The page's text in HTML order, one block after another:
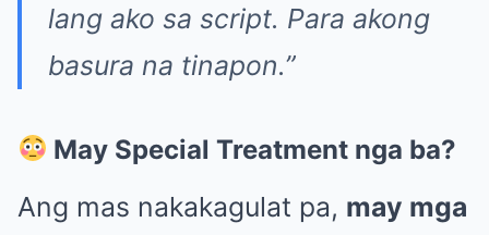
lang ako sa script. Para akong
basura na tinapon.”
May Special Treatment nga ba?
Ang mas nakakagulat pa, may mga